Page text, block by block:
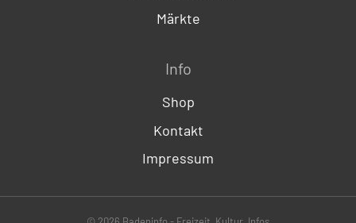
Märkte
Info
Shop
Kontakt
Impressum